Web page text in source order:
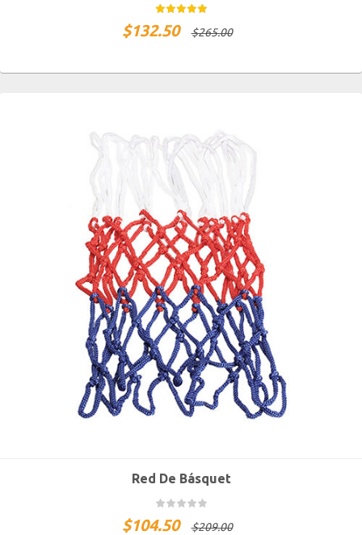
$265.00
$132.50
Red De Básquet
$209.00
$104.50